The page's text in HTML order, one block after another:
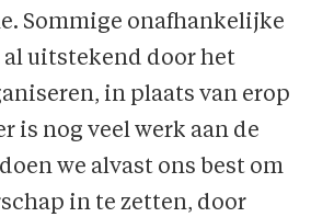
Sommige onafhankelijke
al uitstekend door het
in plaats van erop
is nog veel werk aan de
we alvast ons best om
in te zetten, door